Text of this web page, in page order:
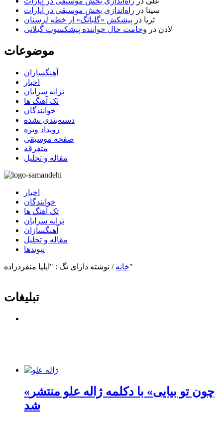
سینا در راه‌اندازی بخش موسیقی در آپارات
ثریا در پیشکش «گلبانگ» از خطه لرستان
لادن در وخامت حال خواننده پیشکسوت گیلانی
موضوعات
آهنگسازان
اخبار
ترانه سرایان
تک آهنگ ها
خوانندگان
دسته‌بندی نشده
رویداد ویژه
صفحه موسیقی
متفرقه
مقاله و تحلیل
اخبار
خوانندگان
تک آهنگ ها
ترانه سرایان
آهنگسازان
مقاله و تحلیل
پیوندها
خانه / نوشته دارای تگ : "ایلیا منفردزاده"
تبلیغات
«چون تو بیایی» با دکلمه ژاله علو منتشر
شد